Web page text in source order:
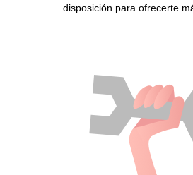
disposición para ofrecerte